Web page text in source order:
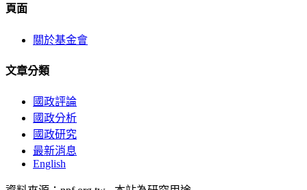
頁面
關於基金會
文章分類
國政評論
國政分析
國政研究
最新消息
English